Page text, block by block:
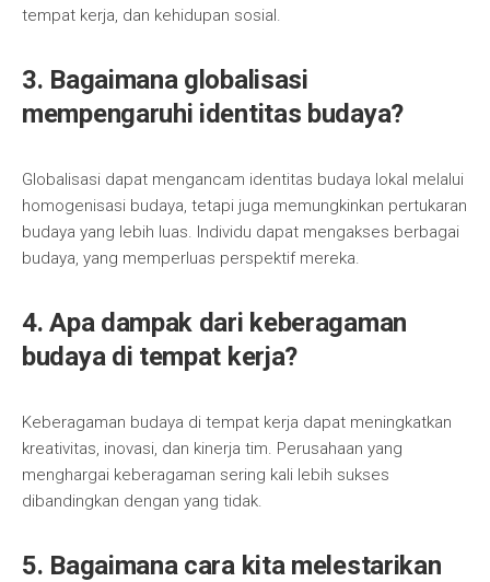
tempat kerja, dan kehidupan sosial.
3. Bagaimana globalisasi
mempengaruhi identitas budaya?
Globalisasi dapat mengancam identitas budaya lokal melalui
homogenisasi budaya, tetapi juga memungkinkan pertukaran
budaya yang lebih luas. Individu dapat mengakses berbagai
budaya, yang memperluas perspektif mereka.
4. Apa dampak dari keberagaman
budaya di tempat kerja?
Keberagaman budaya di tempat kerja dapat meningkatkan
kreativitas, inovasi, dan kinerja tim. Perusahaan yang
menghargai keberagaman sering kali lebih sukses
dibandingkan dengan yang tidak.
5. Bagaimana cara kita melestarikan